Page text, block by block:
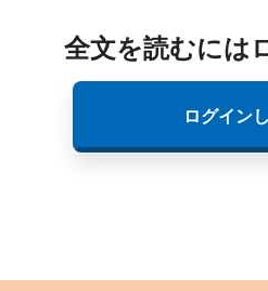
全文を読むには
ログイン